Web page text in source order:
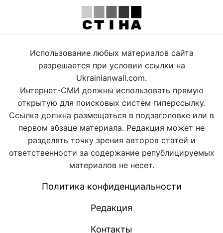
Использование любых материалов сайта
разрешается при условии ссылки на
Ukrainianwall.com.
Интернет-СМИ должны использовать прямую
открытую для поисковых систем гиперссылку.
Ссылка должна размещаться в подзаголовке или в
первом абзаце материала. Редакция может не
разделять точку зрения авторов статей и
ответственности за содержание републицируемых
материалов не несет.
Политика конфиденциальности
Редакция
Контакты